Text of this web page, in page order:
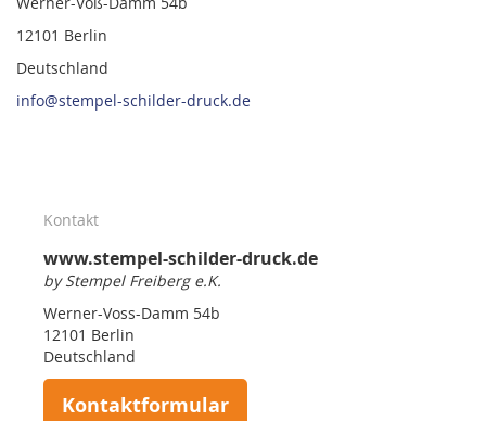
12101 Berlin
Deutschland
info@stempel-schilder-druck.de
Kontakt
www.stempel-schilder-druck.de
by Stempel Freiberg e.K.
Werner-Voss-Damm 54b
12101 Berlin
Deutschland
Kontaktformular